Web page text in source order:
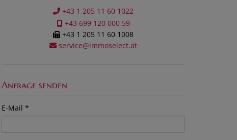
+43 1 205 11 60 1022
+43 699 120 000 59
+43 1 205 11 60 1008
service@immoselect.at
Anfrage senden
E-Mail